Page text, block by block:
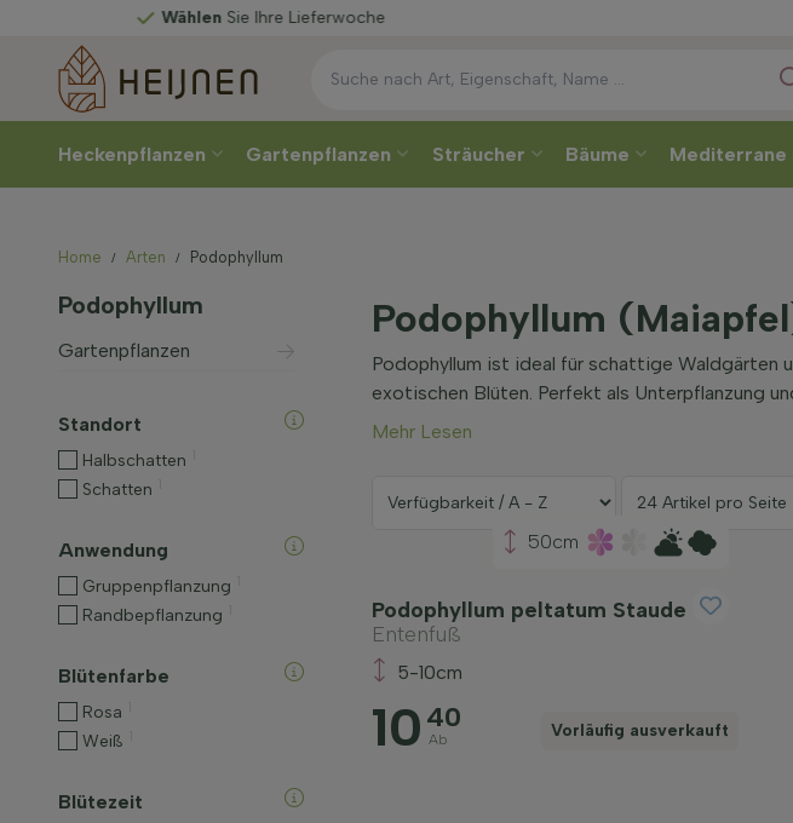
WählenSie Ihre Lieferwoche
Heckenpflanzen Gartenpflanzen Sträucher Bäume Mediterrane
Home Arten Podophyllum
Podophyllum
Gartenpflanzen
Standort
Halbschatten
Schatten
Anwendung
Gruppenpflanzung
Randbepflanzung
Blütenfarbe
Rosa
Weiß
Blütezeit
Podophyllum
Podophyllum ist ideal für schattige Waldgärten
exotischen Blüten. Perfekt als Unterpflanzung
Mehr Lesen
50cm
Podophyllum peltatum Staude
Entenfuß
5-10cm
10 40
Ab Vorläufig ausverkauft